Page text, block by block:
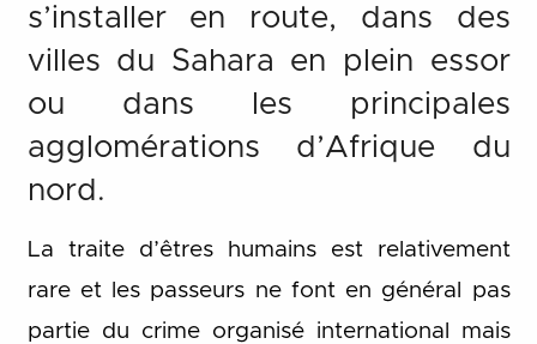
s’installer en route, dans des
villes du Sahara en plein essor
ou dans les principales
agglomérations d’Afrique du
nord.
La traite d’êtres humains est relativement
rare et les passeurs ne font en général pas
partie du crime organisé international mais